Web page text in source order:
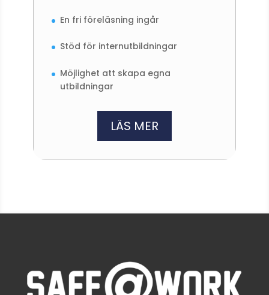
En fri föreläsning ingår
Stöd för internutbildningar
Möjlighet att skapa egna
utbildningar
LÄS MER